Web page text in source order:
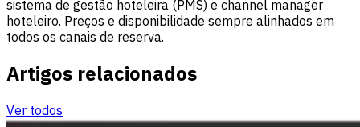
sistema de gestão hoteleira (PMS) e channel manager
hoteleiro. Preços e disponibilidade sempre alinhados em
todos os canais de reserva.
Artigos relacionados
Ver todos